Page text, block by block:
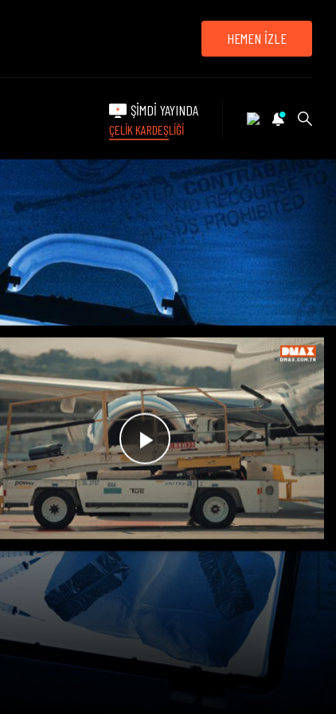
HEMEN İZLE
ŞİMDİ YAYINDA
ÇELİK KARDEŞLİĞİ
Videoyu
Oynat